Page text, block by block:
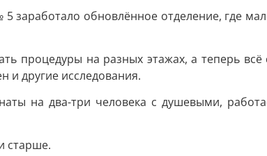
заработало обновлённое отделение, где
процедуры на разных этажах, а теперь
и другие исследования.
на два-три человека с душевыми,
старше.